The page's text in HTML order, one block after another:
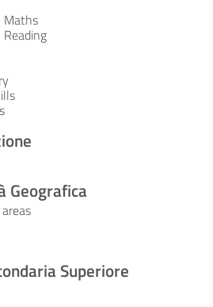
Maths
Geografica
Superiore